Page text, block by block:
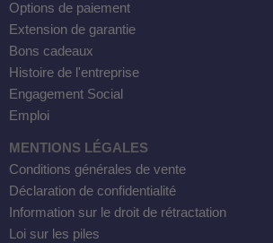
H3
AF500B
Options de paiement
Extension de garantie
Bons cadeaux
Histoire de l'entreprise
Engagement Social
Emploi
MENTIONS LÉGALES
Conditions générales de vente
Déclaration de confidentialité
Information sur le droit de rétractation
Loi sur les piles